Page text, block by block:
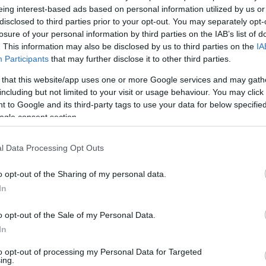
interest-based ads based on personal information utilized by us
to third parties prior to your opt-out. You may separately
of your personal information by third parties on the IAB’s list of
This information may also be disclosed by us to third parties on the
Participants that may further disclose it to other third parties.
that this website/app uses one or more Google services and may
but not limited to your visit or usage behaviour. You may
to Google and its third-party tags to use your data for below
consent section.
Data Processing Opt Outs
opt-out of the Sharing of my personal data.
opt-out of the Sale of my Personal Data.
opt-out of processing my Personal Data for Targeted
напрямую из банков, а не у пользователей.
киберпреступников из банды Carbanak затронула около 100
из почти 30 стран, в частности из США, России, Германии, Китая,
Испании, Норвегии, Индии, Великобритании, Польши, Пакистана,
Бразилии, Болгарии и Австралии.
выяснили эксперты, наиболее крупные суммы денег похищались в процессе
рейд киберпреступники крали до 10 миллионов долларов. В среднем
в корпоративной сети до кражи денег и сворачивания активностей
схема начиналась с проникновения в компьютер одного из
После заражения машины вредоносным ПО злоумышленники получали
администраторов систем денежных транзакций и разворачивали
банда Carbanak знала каждую деталь в работе персонала банка и
при переводе денег на мошеннические счета.
ограбления банков отличаются от остальных тем, что киберпреступники
не зависеть от используемого в банке ПО, даже если оно было уникальным.
сервисы. Они просто проникали в корпоративную сеть и учились,
под легитимные. Это действительно профессиональное
эксперт Kaspersky Lab.
атаки служат очередным подтверждением того, что злоумышленники